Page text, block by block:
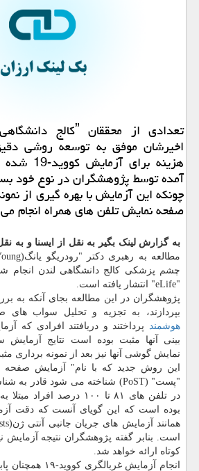
اخیرشان موفق به توسعه روشی
هزینه
آمده توسط پژوهشگران در نوع خود
چونکه این آزمایش با بهره گیری از
صفحه نمایش تلفن های همراه انجام
به گزارش لینک بگیر به نقل از ایسنا و به
چشم پزشکی کالج دانشگاهی لندن انجام
"eLife" انتشار یافته است.
پژوهشگران در این مطالعه بجای آنکه به
بپردازند، به تجزیه و تحلیل سواب های
هوشمند
پرداختند و دریافتند افرادی
نمایش گوشی آنها نیز بعد از نمونه برداری
این روش جدید که با نام" آزمایش صفحه
در تلفن های ۸۱ تا ۱۰۰ درصد
بوده است که این گویای آنست که دقت
است. بنابر گفته پژوهشگران نتیجه آزمایش
کوتاه ارائه خواهد شد.
انجام آزمایش